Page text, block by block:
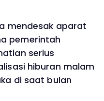
mendesak aparat
pemerintah
serius
hiburan malam
di saat bulan